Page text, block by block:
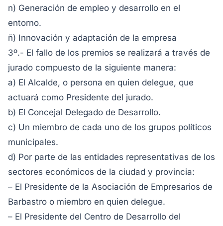
n) Generación de empleo y desarrollo en el
entorno.
ñ) Innovación y adaptación de la empresa
3º.- El fallo de los premios se realizará a través de
jurado compuesto de la siguiente manera:
a) El Alcalde, o persona en quien delegue, que
actuará como Presidente del jurado.
b) El Concejal Delegado de Desarrollo.
c) Un miembro de cada uno de los grupos políticos
municipales.
d) Por parte de las entidades representativas de los
sectores económicos de la ciudad y provincia:
– El Presidente de la Asociación de Empresarios de
Barbastro o miembro en quien delegue.
– El Presidente del Centro de Desarrollo del